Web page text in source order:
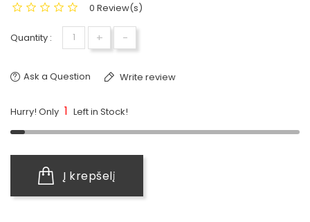
0 Review(s)
Quantity : + -
Ask a Question Write review
Hurry! Only 1 Left in Stock!
Į krepšelį